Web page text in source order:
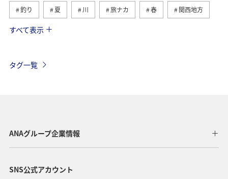
釣り 夏 川 旅ナカ 春 関西地方
アユ
自然・植物 世界遺産 青森県 歴史・文化・芸術
女子旅 兵庫県
すべて表示
タグ一覧
ANAグループ企業情報
SNS公式アカウント